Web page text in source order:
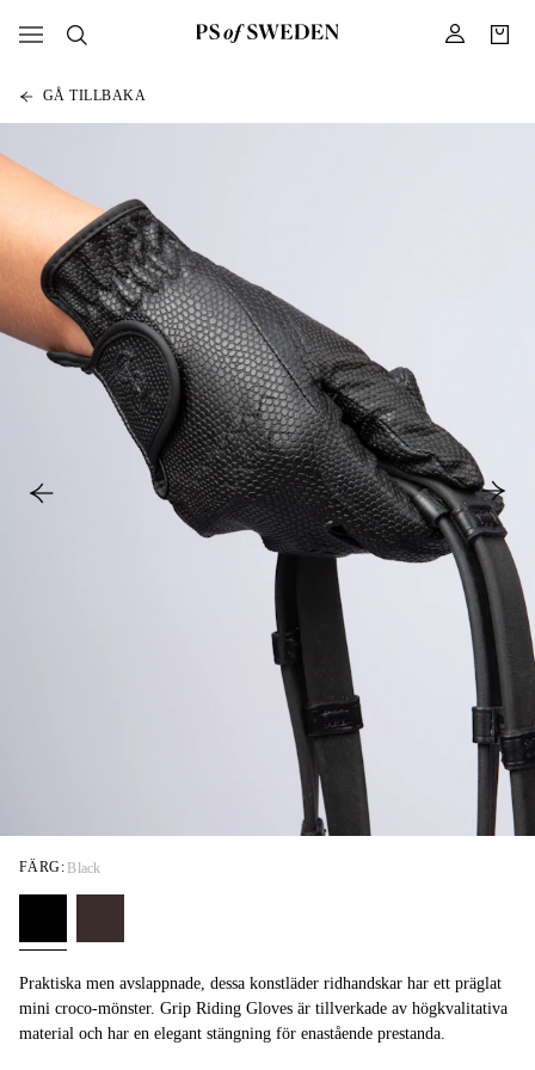
GÅ TILLBAKA
Praktiska men avslappnade, dessa konstläder ridhandskar har ett präglat
mini croco-mönster. Grip Riding Gloves är tillverkade av högkvalitativa
material och har en elegant stängning för enastående prestanda.
FÄRG: Black